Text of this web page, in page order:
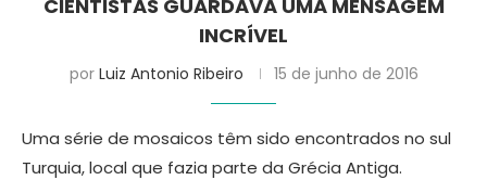
CIENTISTAS GUARDAVA UMA MENSAGEM
INCRÍVEL
por Luiz Antonio Ribeiro 15 de junho de 2016
Uma série de mosaicos têm sido encontrados no sul
Turquia, local que fazia parte da Grécia Antiga.